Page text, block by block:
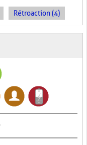
Rétroaction (4)